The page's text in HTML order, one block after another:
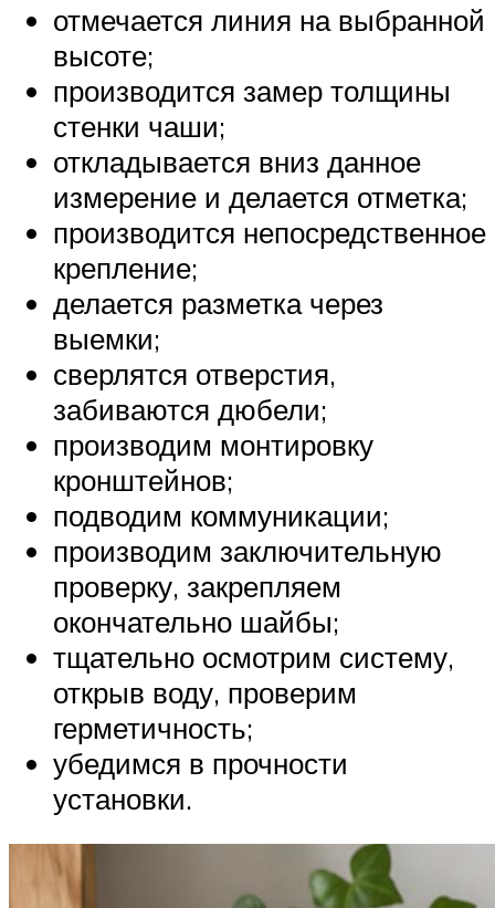
отмечается линия на выбранной
высоте;
производится замер толщины
стенки чаши;
откладывается вниз данное
измерение и делается отметка;
производится непосредственное
крепление;
делается разметка через
выемки;
сверлятся отверстия,
забиваются дюбели;
производим монтировку
кронштейнов;
подводим коммуникации;
производим заключительную
проверку, закрепляем
окончательно шайбы;
тщательно осмотрим систему,
открыв воду, проверим
герметичность;
убедимся в прочности
установки.